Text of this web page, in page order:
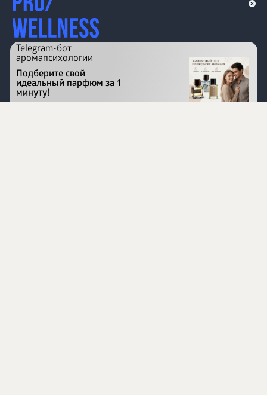
Перейти на сайт
Telegram-бот
аромапсихологии
Подберите свой
идеальный парфюм за 1
минуту!